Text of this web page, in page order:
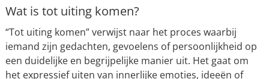
Wat is tot uiting komen?
“Tot uiting komen” verwijst naar het proces waarbij
iemand zijn gedachten, gevoelens of persoonlijkheid op
een duidelijke en begrijpelijke manier uit. Het gaat om
het expressief uiten van innerlijke emoties, ideeën of